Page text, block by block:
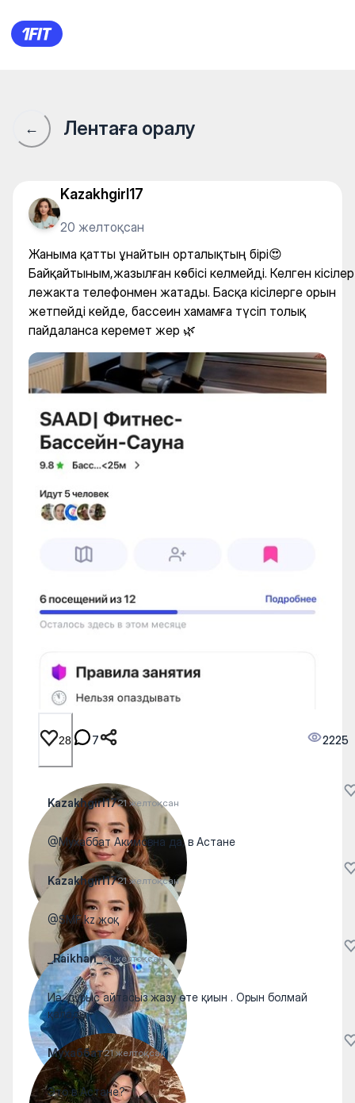
Жаныма қатты ұнайтын
← Лентаға оралу
Kazakhgirl17
20 желтоқсан
Жаныма қатты ұнайтын орталықтың бірі😍
Байқайтыным,жазылған көбісі келмейді. Келген кісілер
лежакта телефонмен жатады. Басқа кісілерге орын
жетпейді кейде, бассеин хамамға түсіп толық
пайдаланса керемет жер 🌿
28 7 2225
Kazakhgirl1721 желтоқсан
@Мухаббат Акимовна да, в Астане
Kazakhgirl1721 желтоқсан
@SMF.kz жоқ
_Raikhan_21 желтоқсан
Иә, дұрыс айтасыз жазу өте қиын . Орын болмай
қалады.
Мухаббат21 желтоқсан
Это в Астане?